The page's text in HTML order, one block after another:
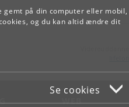
gemt på din computer eller mobil,
og du kan altid ændre dit
Se cookies
WEB